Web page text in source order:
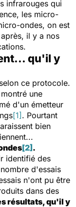
infrarouges qui
les micro-
ondes, on est
il y a nos
qu'il y
ce protocole.
une
d'un émetteur
[1]. Pourtant
bien
[2].
identifié des
d'essais
n'ont pu être
dans des
résultats, qu'il y